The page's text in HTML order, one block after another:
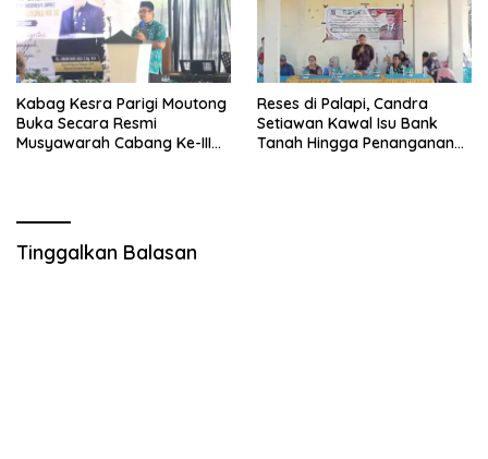
Kabag Kesra Parigi Moutong
Buka Secara Resmi
Musyawarah Cabang Ke-III
Reses di Palapi, Candra
Setiawan Kawal Isu Bank
Tanah Hingga Penanganan
Tinggalkan Balasan